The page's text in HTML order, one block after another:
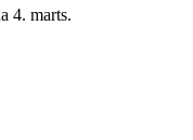
4. marts.